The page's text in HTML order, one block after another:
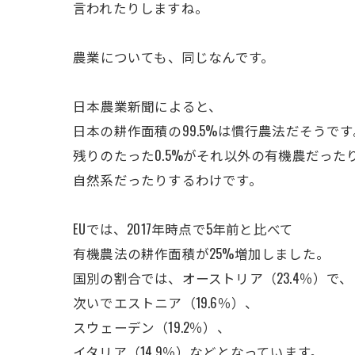
言われたりしますね。
ㅤ農業についても、同じなんです。
ㅤ日本農業新聞によると、
日本の耕作面積の99.5%は慣行農法だそうで
残りのたった0.5%がそれ以外の有機農だった
自然系だったりするわけです。
ㅤEUでは、2017年時点で5年前と比べて
有機農法の耕作面積が25%増加しました。
国別の割合では、オーストリア（23.4％）で、
次いでエストニア（19.6％）、
スウェーデン（19.2％）、